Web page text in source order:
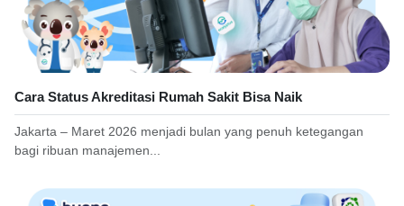
Cara Status Akreditasi Rumah Sakit Bisa Naik
Jakarta – Maret 2026 menjadi bulan yang penuh ketegangan
bagi ribuan manajemen...